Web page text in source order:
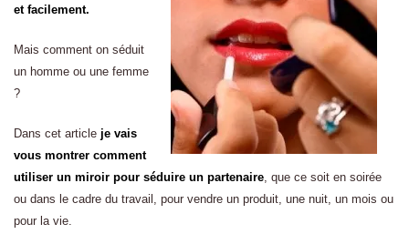
et facilement.
Mais comment on séduit
un homme ou une femme
?
Dans cet article je vais
vous montrer comment
utiliser un miroir pour séduire un partenaire, que ce soit en soirée
ou dans le cadre du travail, pour vendre un produit, une nuit, un mois ou
pour la vie.